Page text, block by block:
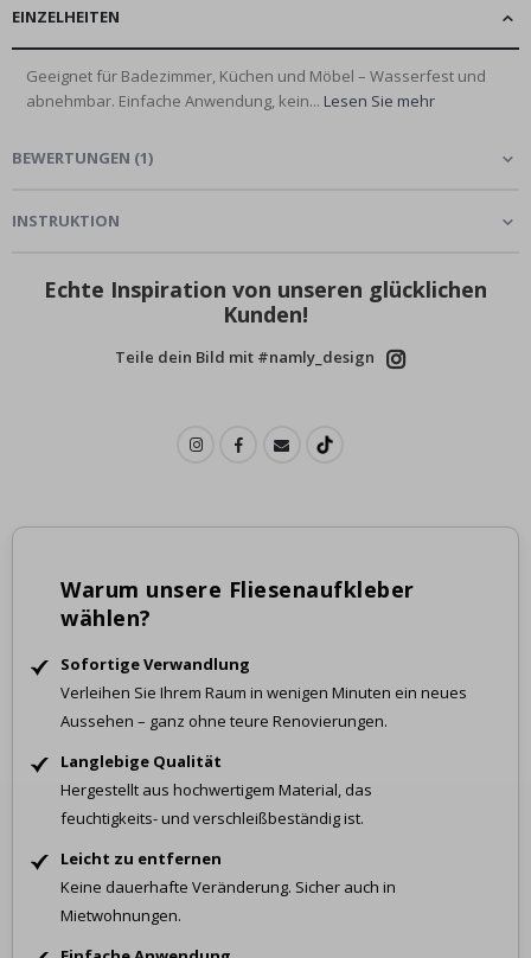
EINZELHEITEN
Geeignet für Badezimmer, Küchen und Möbel – Wasserfest und
abnehmbar. Einfache Anwendung, kein... Lesen Sie mehr
BEWERTUNGEN (1)
INSTRUKTION
Echte Inspiration von unseren glücklichen
Kunden!
Teile dein Bild mit #namly_design
Warum unsere Fliesenaufkleber
wählen?
Sofortige Verwandlung
Verleihen Sie Ihrem Raum in wenigen Minuten ein neues
Aussehen – ganz ohne teure Renovierungen.
Langlebige Qualität
Hergestellt aus hochwertigem Material, das
feuchtigkeits- und verschleißbeständig ist.
Leicht zu entfernen
Keine dauerhafte Veränderung. Sicher auch in
Mietwohnungen.